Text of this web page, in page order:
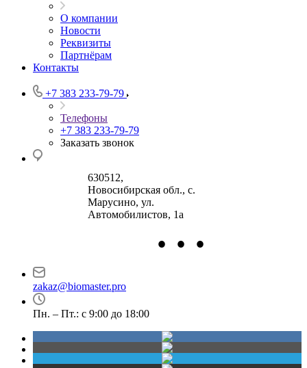
О компании
Новости
Реквизиты
Партнёрам
Контакты
+7 383 233-79-79
Телефоны
+7 383 233-79-79
Заказать звонок
630512,
Новосибирская обл., с.
Марусино, ул.
Автомобилистов, 1а
Маршала Прошлякова,
• • •
zakaz@biomaster.pro
Пн. – Пт.: с 9:00 до 18:00